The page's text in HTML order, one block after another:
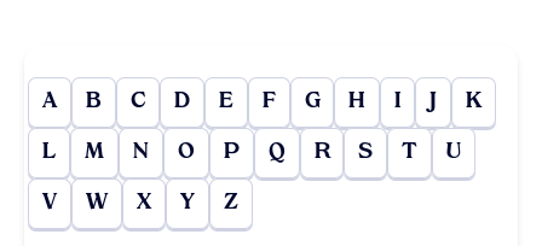
A B C D E F G H I J K
L M N O P Q R S T U
V W X Y Z